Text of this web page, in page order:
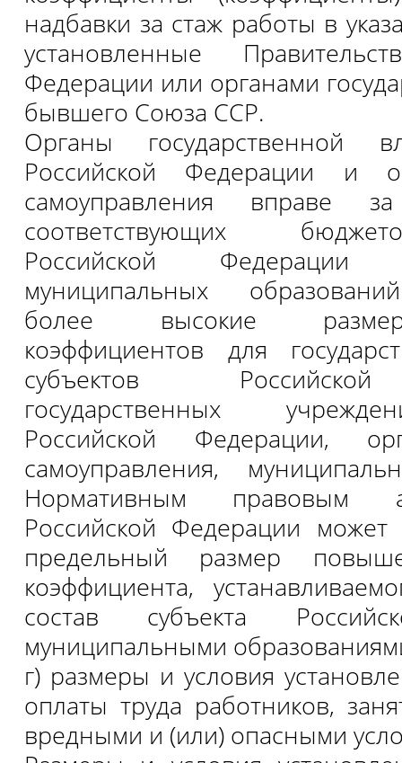
надбавки за стаж работы в
установленные
Федерации или органами
бывшего Союза ССР.
Органы государственной
Российской Федерации и
самоуправления вправе
соответствующих
Российской
муниципальных
более высокие
коэффициентов для
субъектов
государственных
Российской Федерации,
самоуправления,
Нормативным правовым
Российской Федерации может
предельный размер
коэффициента,
состав субъекта
муниципальными
г) размеры и условия
оплаты труда работников,
вредными и (или) опасными